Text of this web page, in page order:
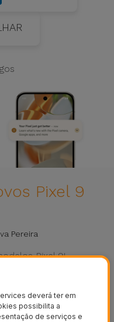
Pixel 9
Pereira
Pixel 9!
todas as novidades
deverá ter em
possibilita a
de serviços e